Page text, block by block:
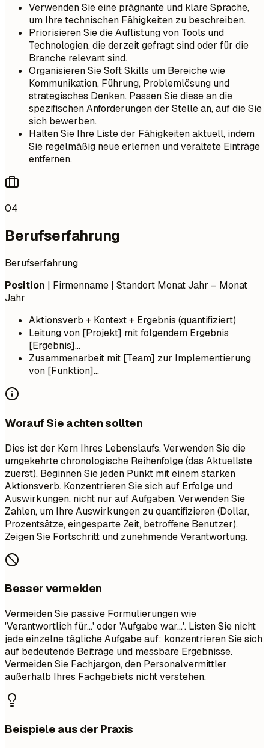
Verwenden Sie eine prägnante und klare Sprache,
um Ihre technischen Fähigkeiten zu beschreiben.
Priorisieren Sie die Auflistung von Tools und
Technologien, die derzeit gefragt sind oder für die
Branche relevant sind.
Organisieren Sie Soft Skills um Bereiche wie
Kommunikation, Führung, Problemlösung und
strategisches Denken. Passen Sie diese an die
spezifischen Anforderungen der Stelle an, auf die Sie
sich bewerben.
Halten Sie Ihre Liste der Fähigkeiten aktuell, indem
Sie regelmäßig neue erlernen und veraltete Einträge
entfernen.
04
Berufserfahrung
Berufserfahrung
Position | Firmenname | Standort Monat Jahr – Monat
Jahr
Aktionsverb + Kontext + Ergebnis (quantifiziert)
Leitung von [Projekt] mit folgendem Ergebnis
[Ergebnis]...
Zusammenarbeit mit [Team] zur Implementierung
von [Funktion]...
Worauf Sie achten sollten
Dies ist der Kern Ihres Lebenslaufs. Verwenden Sie die
umgekehrte chronologische Reihenfolge (das Aktuellste
zuerst). Beginnen Sie jeden Punkt mit einem starken
Aktionsverb. Konzentrieren Sie sich auf Erfolge und
Auswirkungen, nicht nur auf Aufgaben. Verwenden Sie
Zahlen, um Ihre Auswirkungen zu quantifizieren (Dollar,
Prozentsätze, eingesparte Zeit, betroffene Benutzer).
Zeigen Sie Fortschritt und zunehmende Verantwortung.
Besser vermeiden
Vermeiden Sie passive Formulierungen wie
'Verantwortlich für...' oder 'Aufgabe war...'. Listen Sie nicht
jede einzelne tägliche Aufgabe auf; konzentrieren Sie sich
auf bedeutende Beiträge und messbare Ergebnisse.
Vermeiden Sie Fachjargon, den Personalvermittler
außerhalb Ihres Fachgebiets nicht verstehen.
Beispiele aus der Praxis